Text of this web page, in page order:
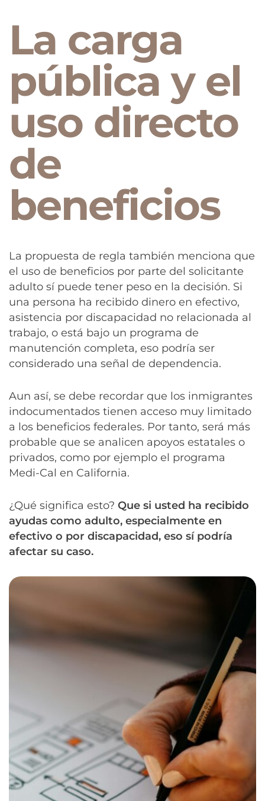
La carga
pública y el
uso directo
de
beneficios
La propuesta de regla también menciona que
el uso de beneficios por parte del solicitante
adulto sí puede tener peso en la decisión. Si
una persona ha recibido dinero en efectivo,
asistencia por discapacidad no relacionada al
trabajo, o está bajo un programa de
manutención completa, eso podría ser
considerado una señal de dependencia.
Aun así, se debe recordar que los inmigrantes
indocumentados tienen acceso muy limitado
a los beneficios federales. Por tanto, será más
probable que se analicen apoyos estatales o
privados, como por ejemplo el programa
Medi-Cal en California.
¿Qué significa esto? Que si usted ha recibido
ayudas como adulto, especialmente en
efectivo o por discapacidad, eso sí podría
afectar su caso.